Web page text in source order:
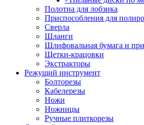
Полотна для лобзика
Приспособления для
Сверла
Шланги
Шлифовальная бумага и
Щетки-крацовки
Экстракторы
Режущий инструмент
Болторезы
Кабелерезы
Ножи
Ножницы
Ручные плиткорезы